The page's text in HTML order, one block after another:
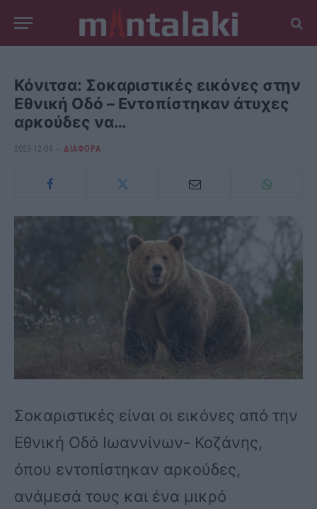
Κόνιτσα: Σοκαριστικές εικόνες στην
Εθνική Οδό – Εντοπίστηκαν άτυχες
αρκούδες να…
2023-12-04 ΔΙΆΦΟΡΑ
Σοκαριστικές είναι οι εικόνες από την
Εθνική Οδό Ιωαννίνων- Κοζάνης,
όπου εντοπίστηκαν αρκούδες,
ανάμεσά τους και ένα μικρό